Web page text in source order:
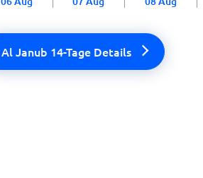
Al Janub 14-Tage Details